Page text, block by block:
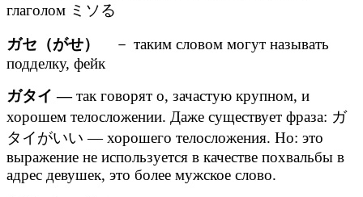
глаголом ミソる
ガセ（がせ）
－ таким словом могут называть
подделку, фейк
ガタイ —так говорят о, зачастую крупном, и
хорошем телосложении. Даже существует фраза: ガ
タイがいい — хорошего телосложения. Но: это
выражение не используется в качестве похвальбы в
адрес девушек, это более мужское слово.